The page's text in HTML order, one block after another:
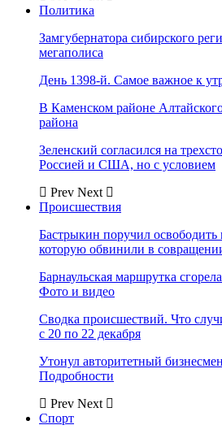
Политика
Замгубернатора сибирского
мегаполиса
День 1398-й. Самое важное к
В Каменском районе
района
Зеленский согласился на
Россией и США, но с условием
Prev Next
Происшествия
Бастрыкин поручил
которую обвинили в
Барнаульская маршрутка
Фото и видео
Сводка происшествий. Что
с 20 по 22 декабря
Утонул авторитетный
Подробности
Prev Next
Спорт